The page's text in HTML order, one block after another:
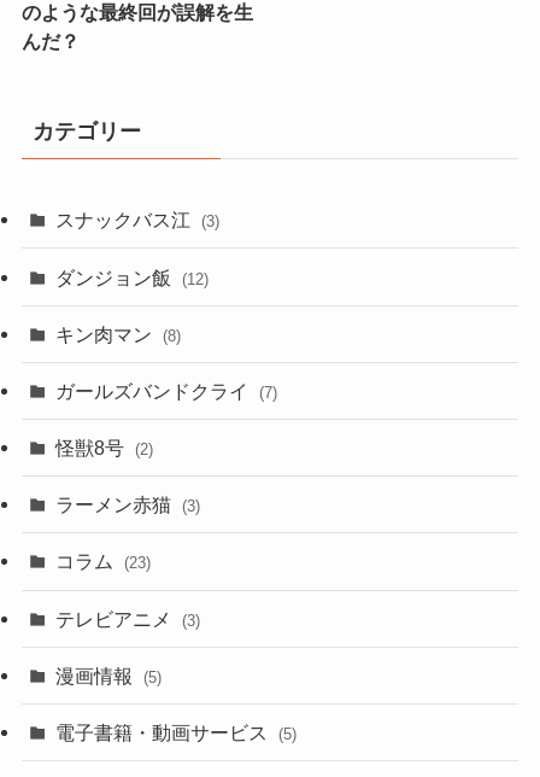
のような最終回が誤解を生
んだ？
カテゴリー
スナックバス江 (3)
ダンジョン飯 (12)
キン肉マン (8)
ガールズバンドクライ (7)
怪獣8号 (2)
ラーメン赤猫 (3)
コラム (23)
テレビアニメ (3)
漫画情報 (5)
電子書籍・動画サービス (5)